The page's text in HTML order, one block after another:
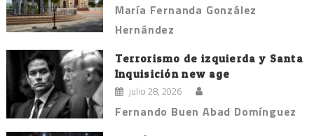
María Fernanda González
Hernández
Terrorismo de izquierda y Santa
Inquisición new age
julio 28, 2026
Fernando Buen Abad Domínguez